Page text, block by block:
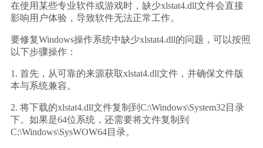
在使用某些专业软件或游戏时，缺少xlstat4.dll文件会直接
影响用户体验，导致软件无法正常工作。
要修复Windows操作系统中缺少xlstat4.dll的问题，可以按照
以下步骤操作：
1. 首先，从可靠的来源获取xlstat4.dll文件，并确保文件版
本与系统兼容。
2. 将下载的xlstat4.dll文件复制到C:\Windows\System32目录
下。如果是64位系统，还需要将文件复制到
C:\Windows\SysWOW64目录。